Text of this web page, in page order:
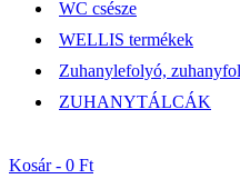
WC csésze
WELLIS termékek
Zuhanylefolyó,
ZUHANYTÁLCÁK
Kosár - 0 Ft